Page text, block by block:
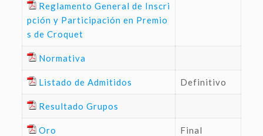
Reglamento General de Inscri
pción y Participación en Premio
s de Croquet
Normativa
Listado de Admitidos Definitivo
Resultado Grupos
Oro Final